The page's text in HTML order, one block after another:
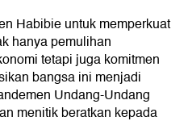
Habibie untuk memperkuat
hanya pemulihan
tetapi juga komitmen
bangsa ini menjadi
Undang-Undang
menitik beratkan kepada